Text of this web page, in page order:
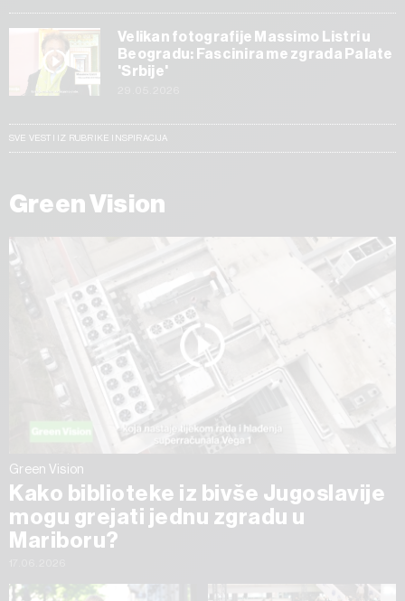
Velikan fotografije Massimo Listri u
Beogradu: Fascinira me zgrada Palate
'Srbije'
SVE VESTI IZ RUBRIKE INSPIRACIJA
Green Vision
Green Vision
Kako biblioteke iz bivše Jugoslavije
mogu grejati jednu zgradu u
Mariboru?